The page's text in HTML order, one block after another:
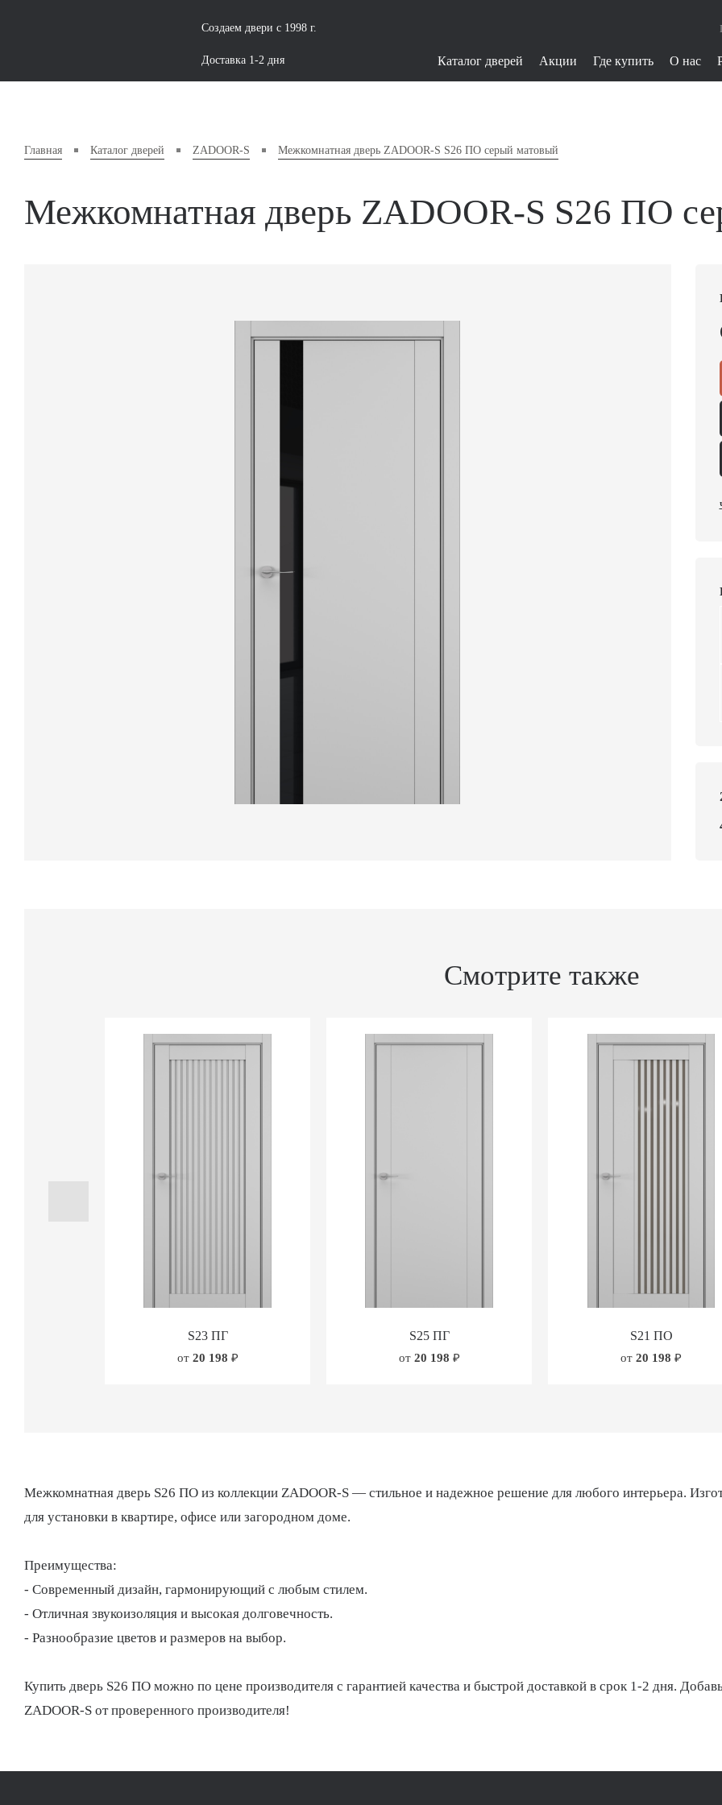
Создаем двери с 1998 г.
Доставка 1-2 дня Каталог дверей Акции Где купить О нас
Главная Каталог дверей ZADOOR-S Межкомнатная дверь ZADOOR-S S26 ПО серый матовый
Межкомнатная дверь ZADOOR-S S26 ПО
Смотрите также
S23 ПГ
от 20 198 ₽
S25 ПГ
от 20 198 ₽
S21 ПО
от 20 198 ₽
Межкомнатная дверь S26 ПО из коллекции ZADOOR-S — стильное и надежное решение для любого интерьера.
для установки в квартире, офисе или загородном доме.
Преимущества:
- Современный дизайн, гармонирующий с любым стилем.
- Отличная звукоизоляция и высокая долговечность.
- Разнообразие цветов и размеров на выбор.
Купить дверь S26 ПО можно по цене производителя с гарантией качества и быстрой доставкой в срок 1-2 дня.
ZADOOR-S от проверенного производителя!